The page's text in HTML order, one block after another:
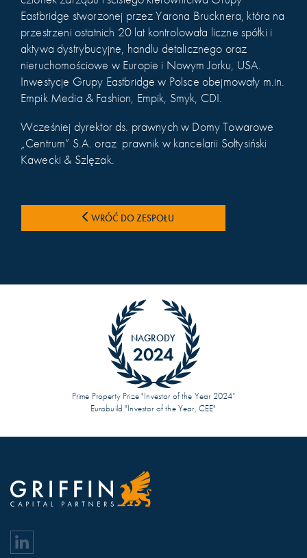
Eastbridge stworzonej przez Yarona Brucknera, która na
przestrzeni ostatnich 20 lat kontrolowała liczne spółki i
aktywa dystrybucyjne, handlu detalicznego oraz
nieruchomościowe w Europie i Nowym Jorku, USA.
Inwestycje Grupy Eastbridge w Polsce obejmowały m.in.
Empik Media & Fashion, Empik, Smyk, CDI.
Wcześniej dyrektor ds. prawnych w Domy Towarowe
„Centrum” S.A. oraz prawnik w kancelarii Sołtysiński
Kawecki & Szlęzak.
WRÓĆ DO ZESPOŁU
Prime Property Prize "Investor of the Year 2024”
NAGRODY
2024
Eurobuild "Investor of the Year, CEE"